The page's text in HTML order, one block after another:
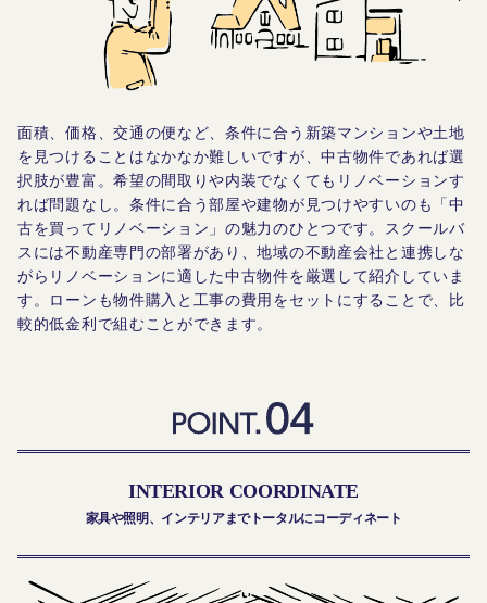
面積、価格、交通の便など、条件に合う新築マンションや土地
を見つけることはなかなか難しいですが、中古物件であれば選
択肢が豊富。希望の間取りや内装でなくてもリノベーションす
れば問題なし。条件に合う部屋や建物が見つけやすいのも「中
古を買ってリノベーション」の魅力のひとつです。スクールバ
スには不動産専門の部署があり、地域の不動産会社と連携しな
がらリノベーションに適した中古物件を厳選して紹介していま
す。ローンも物件購入と工事の費用をセットにすることで、比
較的低金利で組むことができます。
INTERIOR COORDINATE
家具や照明、インテリアまでトータルにコーディネート